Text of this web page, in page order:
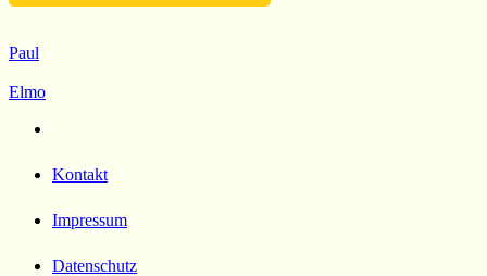
Paul
Elmo
Kontakt
Impressum
Datenschutz